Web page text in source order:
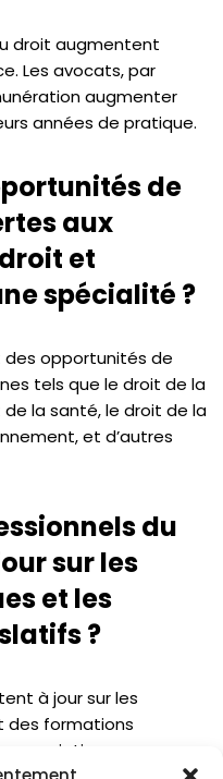
droit augmentent
Les avocats, par
augmenter
années de pratique.
de
aux
et
spécialité ?
des opportunités de
tels que le droit de la
la santé, le droit de la
et d’autres
du
sur les
et les
?
à jour sur les
des formations